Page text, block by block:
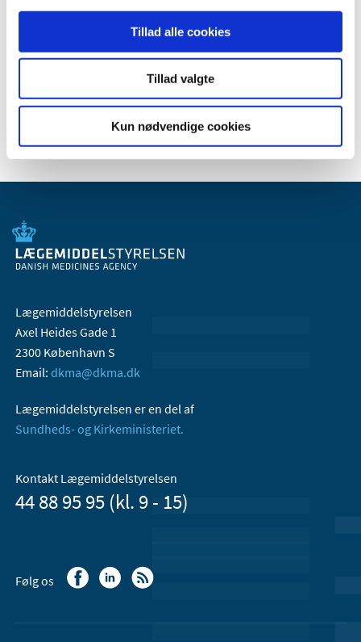
Tillad alle cookies
Tillad valgte
Kun nødvendige cookies
2007 (3)
2005 (2)
Lægemiddelstyrelsen
Axel Heides Gade 1
2300 København S
Email: dkma@dkma.dk
Lægemiddelstyrelsen er en del af
Sundheds- og Kirkeministeriet.
Kontakt Lægemiddelstyrelsen
44 88 95 95 (kl. 9 - 15)
Følg os